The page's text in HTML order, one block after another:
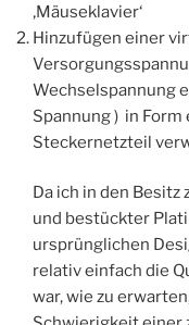
‚Mäuseklavier‘
Hinzufügen einer
Wechselspannung
Spannung ) in
Steckernetzteil
Da ich in den
und bestückter
ursprünglichen
relativ einfach die
war, wie zu